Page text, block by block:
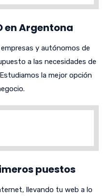
en Argentona
y autónomos de
a las necesidades de
la mejor opción
puestos
llevando tu web a lo